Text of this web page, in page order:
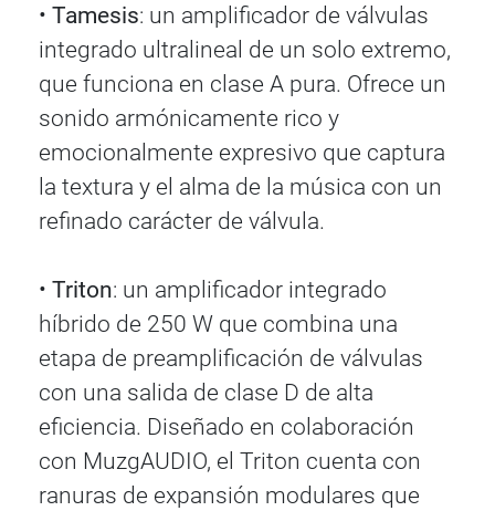
•Tamesis: un amplificador de válvulas
integrado ultralineal de un solo extremo,
que funciona en clase A pura. Ofrece un
sonido armónicamente rico y
emocionalmente expresivo que captura
la textura y el alma de la música con un
refinado carácter de válvula.
•Triton: un amplificador integrado
híbrido de 250 W que combina una
etapa de preamplificación de válvulas
con una salida de clase D de alta
eficiencia. Diseñado en colaboración
con MuzgAUDIO, el Triton cuenta con
ranuras de expansión modulares que